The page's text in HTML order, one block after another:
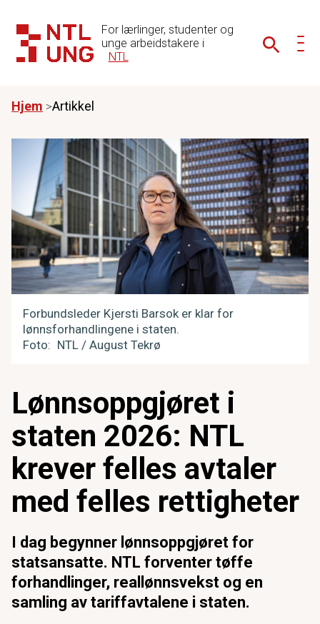
For lærlinger, studenter og
unge arbeidstakere i
NTL
Hjem Artikkel
Forbundsleder Kjersti Barsok er klar for
lønnsforhandlingene i staten.
Foto
NTL / August Tekrø
Lønnsoppgjøret i
staten 2026: NTL
krever felles avtaler
med felles rettigheter
I dag begynner lønnsoppgjøret for
statsansatte. NTL forventer tøffe
forhandlinger, reallønnsvekst og en
samling av tariffavtalene i staten.